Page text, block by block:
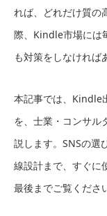
れば、どれだけ質の
際、Kindle市場には
も対策をしなければ
本記事では、Kindle
を、士業・コンサル
説します。SNSの選
線設計まで、すぐに
最後までご覧くださ